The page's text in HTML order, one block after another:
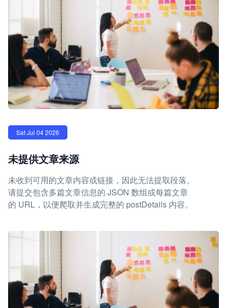
Sat Jul 04 2026
未提供文章来源
未收到可用的文章内容或链接，因此无法提取段落。
请提交包含多篇文章信息的 JSON 数组或每篇文章
的 URL，以便爬取并生成完整的 postDetails 内容。